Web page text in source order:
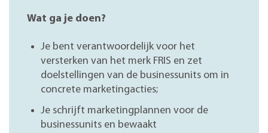
Wat ga je doen?
Je bent verantwoordelijk voor het
versterken van het merk FRIS en zet
doelstellingen van de businessunits om in
concrete marketingacties;
Je schrijft marketingplannen voor de
businessunits en bewaakt